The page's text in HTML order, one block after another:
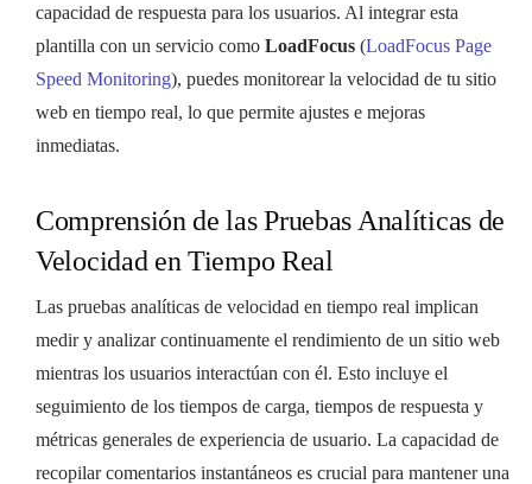
capacidad de respuesta para los usuarios. Al integrar esta
plantilla con un servicio como LoadFocus (LoadFocus Page
Speed Monitoring), puedes monitorear la velocidad de tu sitio
web en tiempo real, lo que permite ajustes e mejoras
inmediatas.
Comprensión de las Pruebas Analíticas de
Velocidad en Tiempo Real
Las pruebas analíticas de velocidad en tiempo real implican
medir y analizar continuamente el rendimiento de un sitio web
mientras los usuarios interactúan con él. Esto incluye el
seguimiento de los tiempos de carga, tiempos de respuesta y
métricas generales de experiencia de usuario. La capacidad de
recopilar comentarios instantáneos es crucial para mantener una